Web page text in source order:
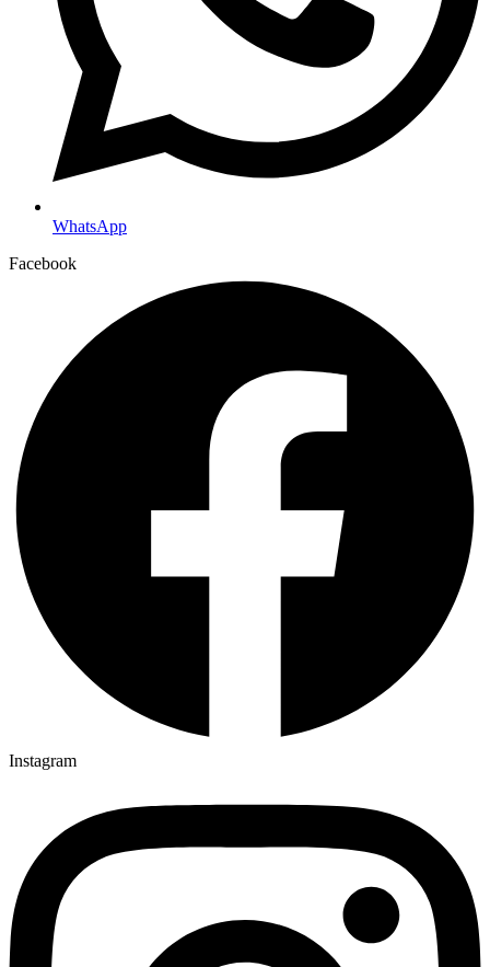
WhatsApp
Facebook
Instagram